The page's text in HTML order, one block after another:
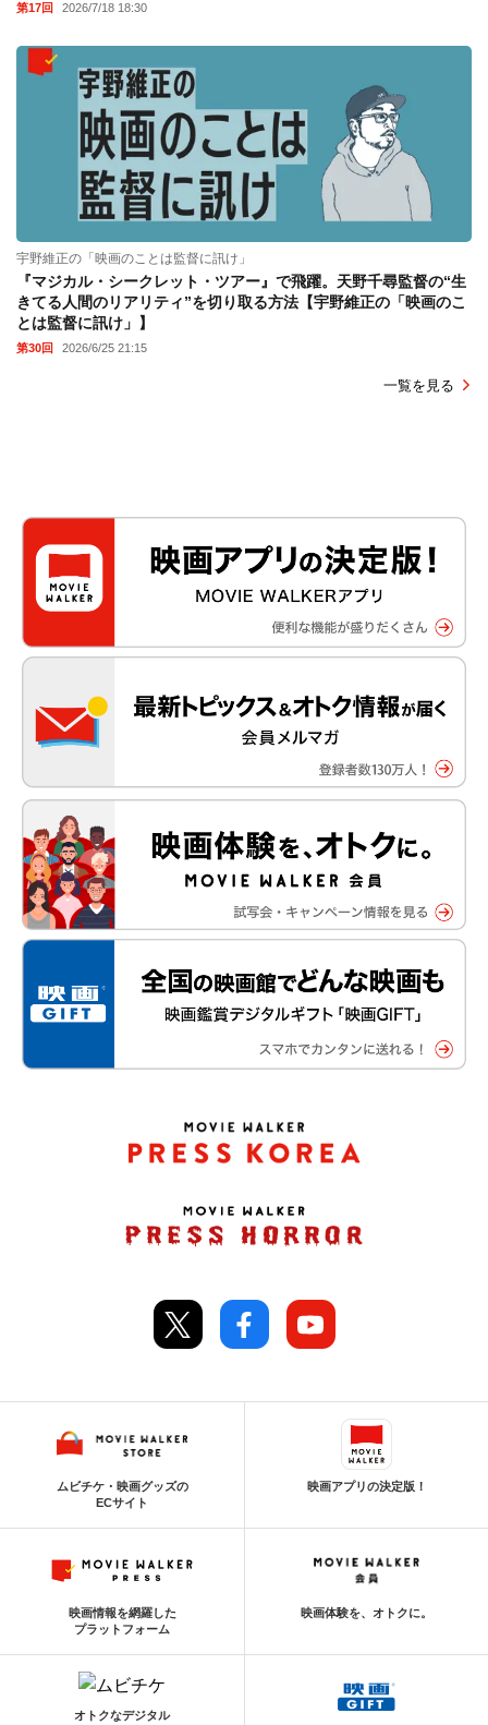
第17回 2026/7/18 18:30
宇野維正の「映画のことは監督に訊け」
『マジカル・シークレット・ツアー』で飛躍。天野千尋監督の“生
きてる人間のリアリティ”を切り取る方法【宇野維正の「映画のこ
とは監督に訊け」】
第30回 2026/6/25 21:15
一覧を見る
ムビチケ・映画グッズの
ECサイト
映画アプリの決定版！
映画情報を網羅した
プラットフォーム
映画体験を、オトクに。
オトクなデジタル